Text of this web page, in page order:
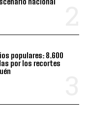
populares: 8.600
por los recortes